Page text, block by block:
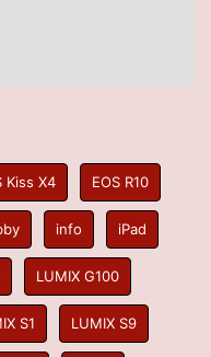
Kiss X4 EOS R10
info iPad
LUMIX G100
S1 LUMIX S9